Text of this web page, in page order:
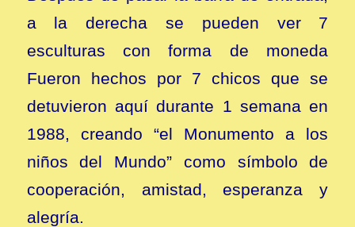
a la derecha se pueden ver 7
esculturas con forma de moneda
Fueron hechos por 7 chicos que se
detuvieron aquí durante 1 semana en
1988, creando “el Monumento a los
niños del Mundo” como símbolo de
cooperación, amistad, esperanza y
alegría.